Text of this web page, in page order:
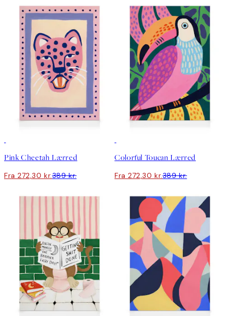
Pink Cheetah Lærred
Fra 272,30 kr.389 kr.
Colorful Toucan Lærred
Fra 272,30 kr.389 kr.